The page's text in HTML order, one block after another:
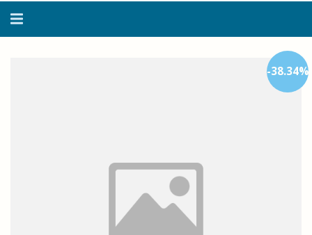
Alternar
-38.34%